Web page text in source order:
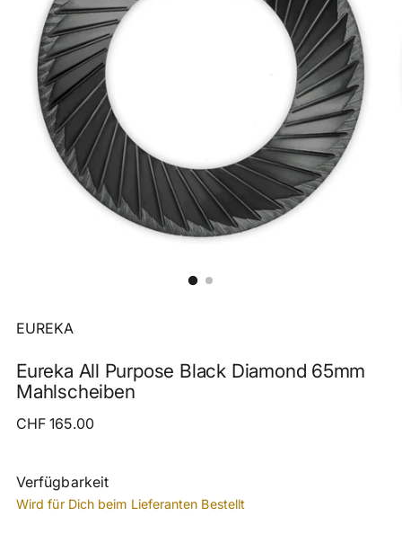
EUREKA
Eureka All Purpose Black Diamond 65mm
Mahlscheiben
Regulärer
CHF 165.00
Verfügbarkeit
Wird für Dich beim Lieferanten Bestellt